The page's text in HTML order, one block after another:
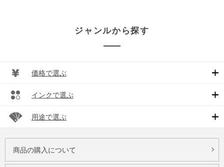
ジャンルから探す
価格で選ぶ
インクで選ぶ
用途で選ぶ
商品の購入について